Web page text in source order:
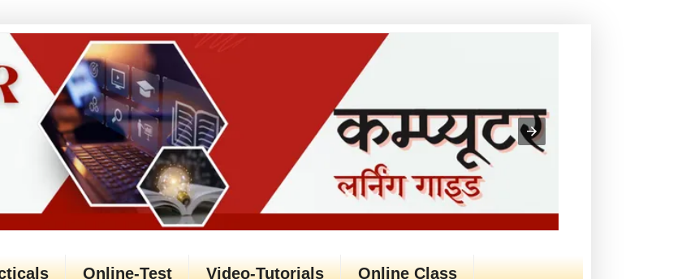
Online-Test Video-Tutorials Online Class